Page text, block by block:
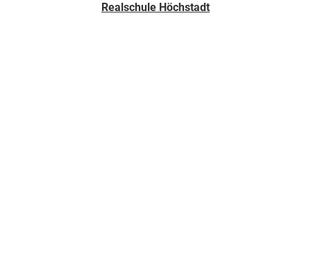
Realschule Höchstadt